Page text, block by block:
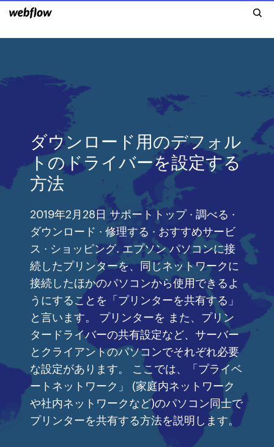
ダウンロード用のデフォル
トのドライバーを設定する
方法
2019年2月28日 サポートトップ · 調べる ·
ダウンロード · 修理する · おすすめサービ
ス · ショッピング. エプソン パソコンに接
続したプリンターを、同じネットワークに
接続したほかのパソコンから使用できるよ
うにすることを「プリンターを共有する」
と言います。 プリンターを また、プリン
タードライバーの共有設定など、サーバー
とクライアントのパソコンでそれぞれ必要
な設定があります。 ここでは、「プライベ
ートネットワーク」 (家庭内ネットワーク
や社内ネットワークなど)のパソコン同士で
プリンターを共有する方法を説明します。